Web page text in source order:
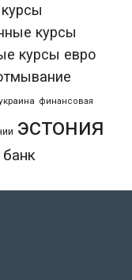
курсы
курсы евро
финансовая
эстония
банк